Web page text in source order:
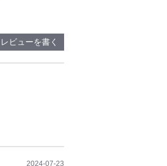
レビューを書く
2024-07-23